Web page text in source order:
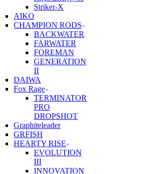
Striker-X
AIKO
CHAMPION RODS
BACKWATER
FARWATER
FOREMAN
GENERATION
II
DAIWA
Fox Rage
TERMINATOR
PRO
DROPSHOT
Graphiteleader
GRFISH
HEARTY RISE
EVOLUTION
III
INNOVATION